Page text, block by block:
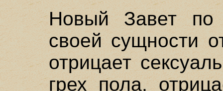
Новый Завет по
своей сущности
отрицает
грех пола,